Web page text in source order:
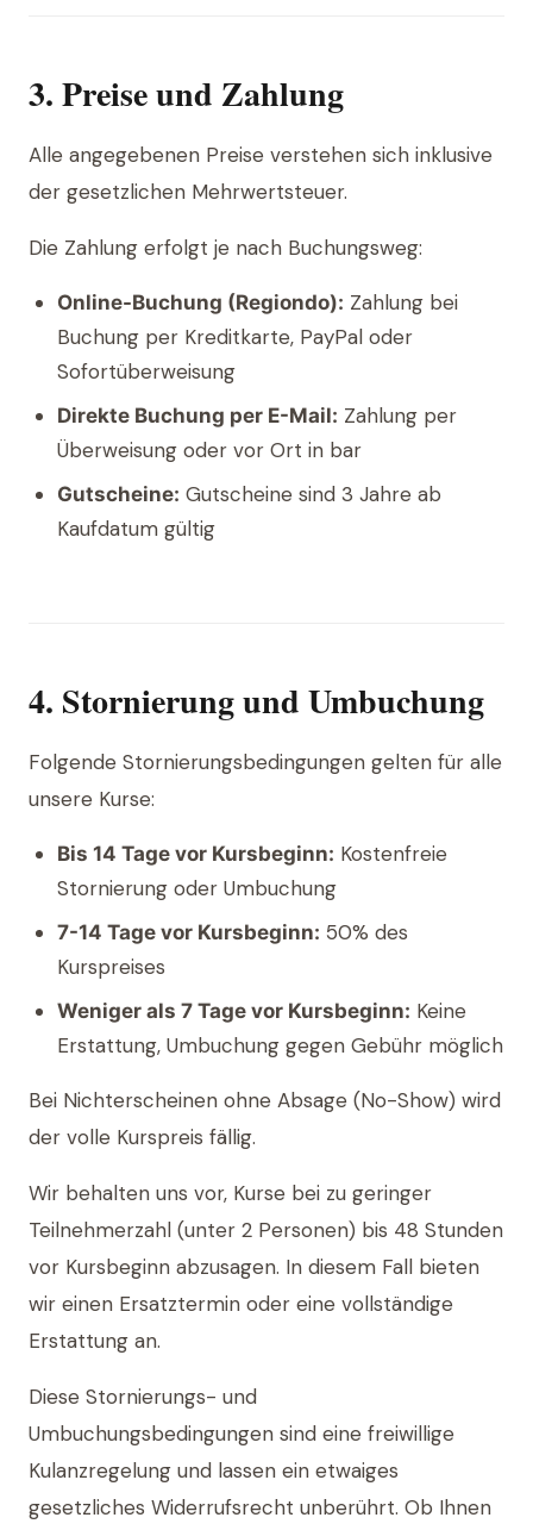
3. Preise und Zahlung
Alle angegebenen Preise verstehen sich inklusive
der gesetzlichen Mehrwertsteuer.
Die Zahlung erfolgt je nach Buchungsweg:
Online-Buchung (Regiondo): Zahlung bei
Buchung per Kreditkarte, PayPal oder
Sofortüberweisung
Direkte Buchung per E-Mail: Zahlung per
Überweisung oder vor Ort in bar
Gutscheine: Gutscheine sind 3 Jahre ab
Kaufdatum gültig
4. Stornierung und Umbuchung
Folgende Stornierungsbedingungen gelten für alle
unsere Kurse:
Bis 14 Tage vor Kursbeginn: Kostenfreie
Stornierung oder Umbuchung
7-14 Tage vor Kursbeginn: 50% des
Kurspreises
Weniger als 7 Tage vor Kursbeginn: Keine
Erstattung, Umbuchung gegen Gebühr möglich
Bei Nichterscheinen ohne Absage (No-Show) wird
der volle Kurspreis fällig.
Wir behalten uns vor, Kurse bei zu geringer
Teilnehmerzahl (unter 2 Personen) bis 48 Stunden
vor Kursbeginn abzusagen. In diesem Fall bieten
wir einen Ersatztermin oder eine vollständige
Erstattung an.
Diese Stornierungs- und
Umbuchungsbedingungen sind eine freiwillige
Kulanzregelung und lassen ein etwaiges
gesetzliches Widerrufsrecht unberührt. Ob Ihnen